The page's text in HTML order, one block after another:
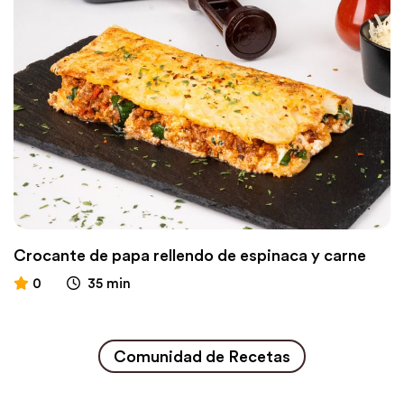
Crocante de papa rellendo de espinaca y carne
0 35 min
Comunidad de Recetas